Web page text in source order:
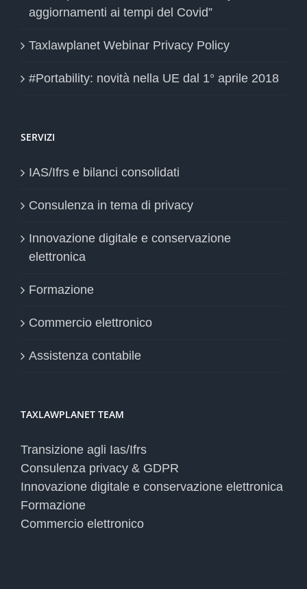
aggiornamenti ai tempi del Covid”
Taxlawplanet Webinar Privacy Policy
#Portability: novità nella UE dal 1° aprile 2018
SERVIZI
IAS/Ifrs e bilanci consolidati
Consulenza in tema di privacy
Innovazione digitale e conservazione
elettronica
Formazione
Commercio elettronico
Assistenza contabile
TAXLAWPLANET TEAM
Transizione agli Ias/Ifrs
Consulenza privacy & GDPR
Innovazione digitale e conservazione elettronica
Formazione
Commercio elettronico